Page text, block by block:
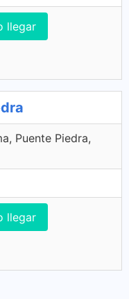
llegar
Puente Piedra,
llegar